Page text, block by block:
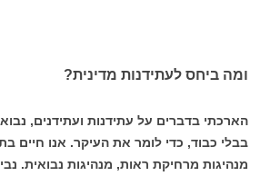
ומה ביחס לעתידנות מדינית?
הארכתי בדברים על עתידנות ועתידנים,
בבלי כבוד, כדי לומר את העיקר. אנו חיים
מנהיגות מרחיקת ראות, מנהיגות נבואית.